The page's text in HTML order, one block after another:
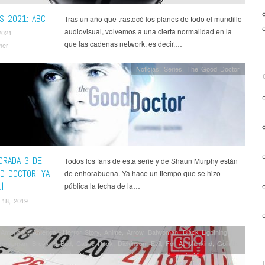
2021: ABC
Tras un año que trastocó los planes de todo el mundillo
audiovisual, volvemos a una cierta normalidad en la
que las cadenas network, es decir,…
3 DE
DOCTOR’ YA
2019
Noticias, Series,The Good Doctor
Todos los fans de esta serie y de Shaun Murphy están
de enhorabuena. Ya hace un tiempo que se hizo
pública la fecha de la…
American,American Horror Story Anime Batwoman,Black Lightning,
Breaking Bad Castle Rock Dickinson,Evil For All Mankind Goliath
,Jack Ryan,La Peste,Legacies,Living with Yourself,Marvel,